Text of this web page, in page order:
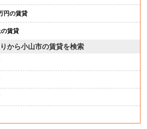
円の賃貸
賃貸
から小山市の賃貸を検索